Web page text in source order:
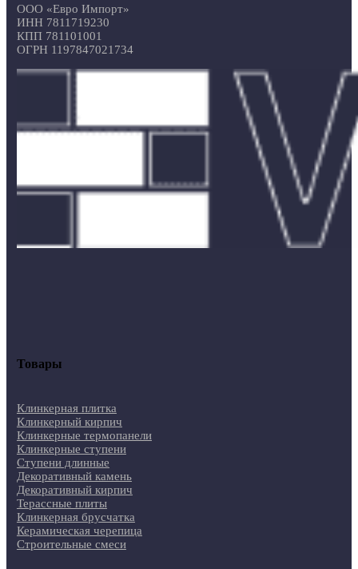
ООО «Евро Импорт»
ИНН 7811719230
КПП 781101001
ОГРН 1197847021734
Товары
Клинкерная плитка
Клинкерный кирпич
Клинкерные термопанели
Клинкерные ступени
Ступени длинные
Декоративный камень
Декоративный кирпич
Терассные плиты
Клинкерная брусчатка
Керамическая черепица
Строительные смеси